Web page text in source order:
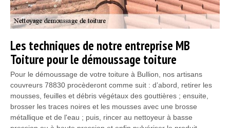
Les techniques de notre entreprise MB
Toiture pour le démoussage toiture
Pour le démoussage de votre toiture à Bullion, nos artisans
couvreurs 78830 procèderont comme suit : d’abord, retirer les
mousses, feuilles et débris végétaux des gouttières ; ensuite,
brosser les traces noires et les mousses avec une brosse
métallique et de l'eau ; puis, rincer au nettoyeur à basse